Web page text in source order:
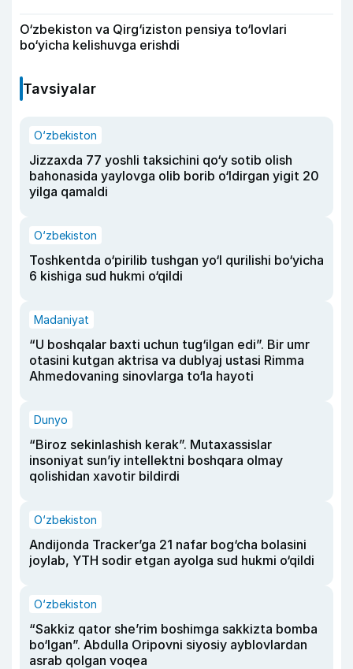
O‘zbekiston va Qirg‘iziston pensiya to‘lovlari
bo‘yicha kelishuvga erishdi
Tavsiyalar
O‘zbekiston
Jizzaxda 77 yoshli taksichini qo‘y sotib olish
bahonasida yaylovga olib borib o‘ldirgan yigit 20
yilga qamaldi
O‘zbekiston
Toshkentda o‘pirilib tushgan yo‘l qurilishi bo‘yicha
6 kishiga sud hukmi o‘qildi
Madaniyat
“U boshqalar baxti uchun tug‘ilgan edi”. Bir umr
otasini kutgan aktrisa va dublyaj ustasi Rimma
Ahmedovaning sinovlarga to‘la hayoti
Dunyo
“Biroz sekinlashish kerak”. Mutaxassislar
insoniyat sun’iy intellektni boshqara olmay
qolishidan xavotir bildirdi
O‘zbekiston
Andijonda Tracker’ga 21 nafar bog‘cha bolasini
joylab, YTH sodir etgan ayolga sud hukmi o‘qildi
O‘zbekiston
“Sakkiz qator she’rim boshimga sakkizta bomba
bo‘lgan”. Abdulla Oripovni siyosiy ayblovlardan
asrab qolgan voqea